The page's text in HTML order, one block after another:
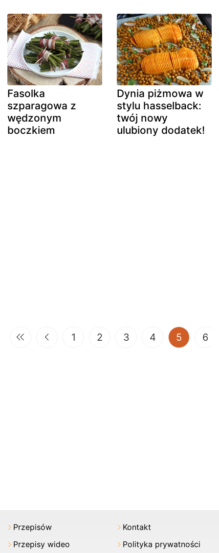
Fasolka
szparagowa z
wędzonym
boczkiem
Dynia piżmowa w
stylu hasselback:
twój nowy
ulubiony dodatek!
1 2 3 4 5 6
Przepisów
Przepisy wideo
Kontakt
Polityka prywatności